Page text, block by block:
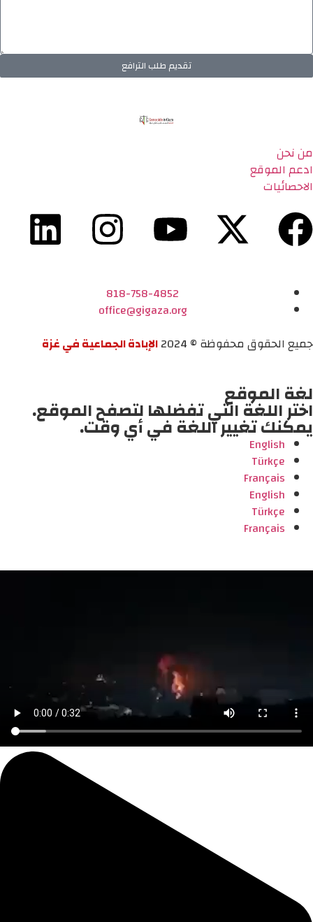
تقديم طلب الترافع
من نحن
ادعم الموقع
الاحصائيات
818-758-4852
office@gigaza.org
جميع الحقوق محفوظة © 2024
الإبادة الجماعية في غزة
لغة الموقع
اختر اللغة التي تفضلها لتصفح الموقع.
يمكنك تغيير اللغة في أي وقت.
English
Türkçe
Français
English
Türkçe
Français